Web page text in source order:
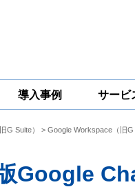
一問一答
導入事例 サービ
ス
Google
G Suite） > Google Workspace（旧
Google